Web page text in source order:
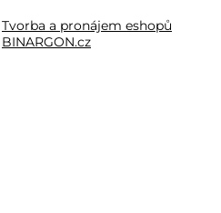
Tvorba a pronájem eshopů
BINARGON.cz